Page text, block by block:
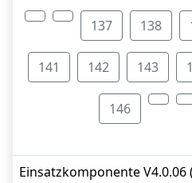
137 138
141 142 143
146
Einsatzkomponente V4.0.06